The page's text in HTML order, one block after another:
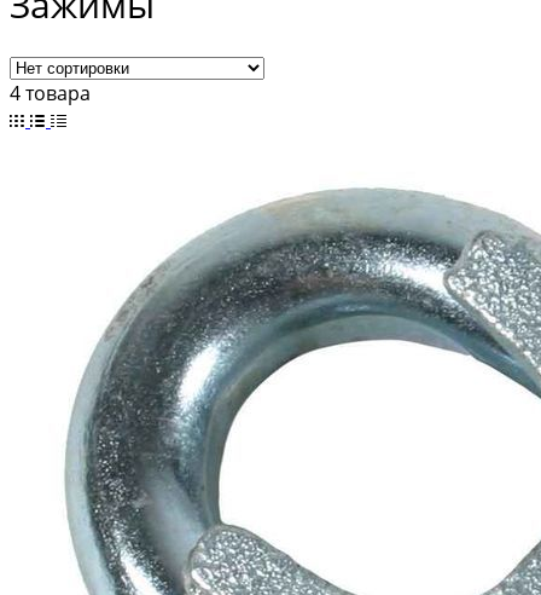
4 товара